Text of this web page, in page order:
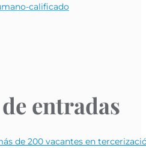
calificado
entradas
de 200 vacantes en